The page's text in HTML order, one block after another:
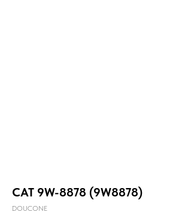
CAT 9W-8878 (9W8878)
DOUCONE